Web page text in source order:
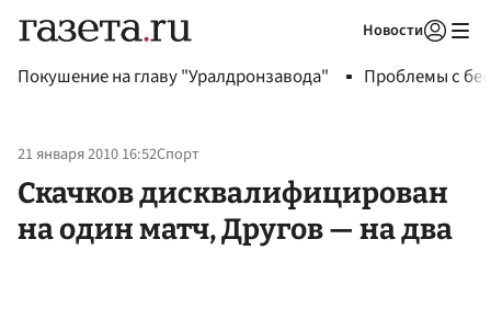
Новости
Покушение на главу "Уралдронзавода" Проблемы с
21 января 2010 16:52Спорт
Скачков дисквалифицирован
на один матч, Другов — на два